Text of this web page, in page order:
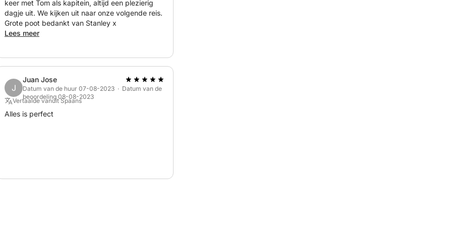
keer met Tom als kapitein, altijd een plezierig
dagje uit. We kijken uit naar onze volgende reis.
Grote poot bedankt van Stanley x
Lees meer
J
Juan Jose
Datum van de huur 07-08-2023 · Datum van de
beoordeling 08-08-2023
Vertaalde vanuit Spaans
Alles is perfect